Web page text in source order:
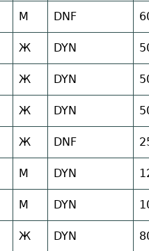
М DNF
Ж DYN
Ж DYN
Ж DYN
Ж DNF
М DYN
М DYN
Ж DYN